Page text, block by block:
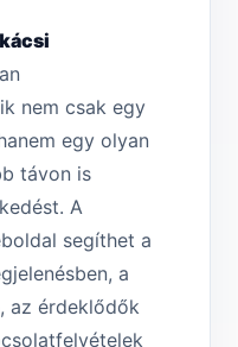
nem csak egy
egy olyan
távon is
A
segíthet a
a
az érdeklődők